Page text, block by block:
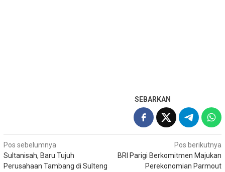
SEBARKAN
Navigasi
pos
Pos sebelumnya
Sultanisah, Baru Tujuh
Perusahaan Tambang di Sulteng
Pos berikutnya
BRI Parigi Berkomitmen Majukan
Perekonomian Parmout